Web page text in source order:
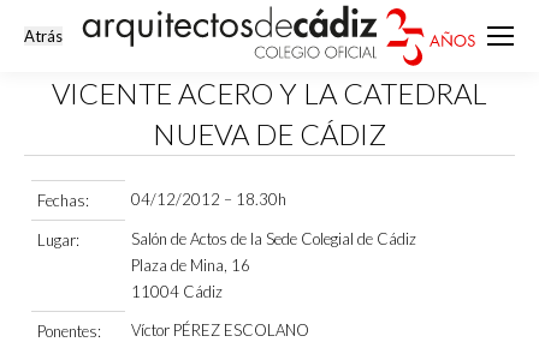
VICENTE ACERO Y LA CATEDRAL
NUEVA DE CÁDIZ
Fechas:
04/12/2012 – 18.30h
Lugar:
Salón de Actos de la Sede Colegial de Cádiz
Plaza de Mina, 16
11004 Cádiz
Ponentes:
Víctor PÉREZ ESCOLANO